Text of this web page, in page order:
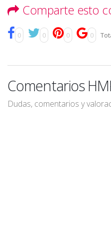
Comparte esto
0 0 0 0
Comentarios
Dudas, comentarios y